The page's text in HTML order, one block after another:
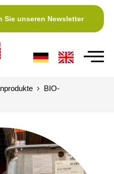
Sie unseren Newsletter
BIO-